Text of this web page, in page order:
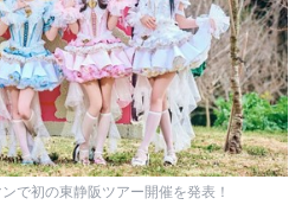
で初の東静阪ツアー開催を発表！